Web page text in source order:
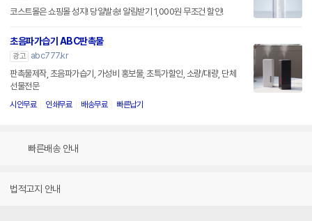
코스트몰은 쇼핑몰 성지! 당일발송! 알림받기 1,000원 무조건 할인!
초음파가습기 ABC판촉물
광고
abc777.kr
판촉물제작, 초음파가습기, 가성비 홍보물, 초특가할인, 소량/대량, 단체
선물전문
시안무료 인쇄무료 배송무료 빠른납기
빠른배송 안내
법적고지 안내